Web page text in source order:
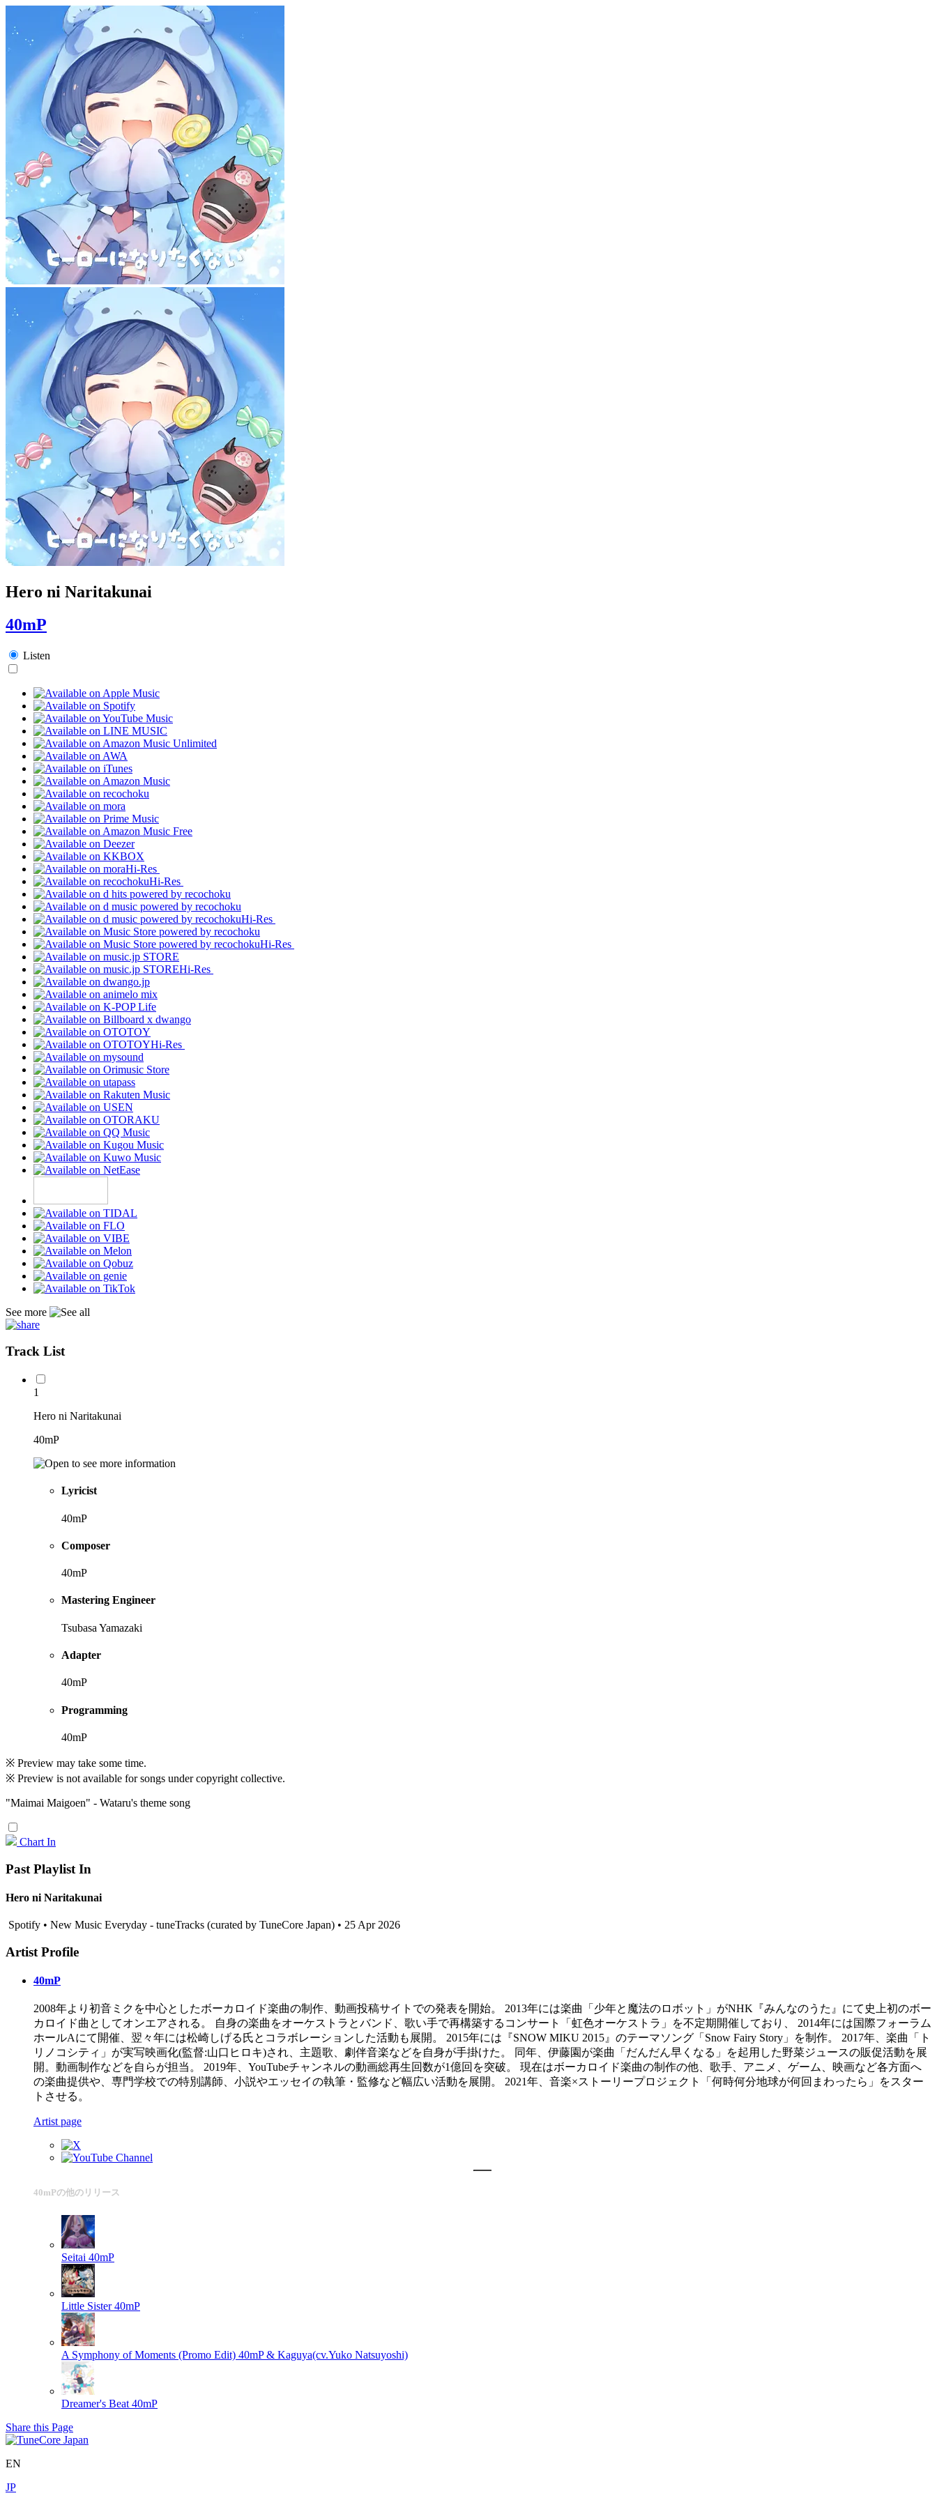
Hero ni Naritakunai
40mP
Listen
Hi-Res
Hi-Res
Hi-Res
Hi-Res
Hi-Res
Hi-Res
See more
Track List
1
Hero ni Naritakunai
40mP
Lyricist
40mP
Composer
40mP
Mastering Engineer
Tsubasa Yamazaki
Adapter
40mP
Programming
40mP
※ Preview may take some time.
※ Preview is not available for songs under copyright collective.
"Maimai Maigoen" - Wataru's theme song
Chart In
Past Playlist In
Hero ni Naritakunai
Spotify • New Music Everyday - tuneTracks (curated by TuneCore Japan) • 25 Apr 2026
Artist Profile
40mP
2008年より初音ミクを中心としたボーカロイド楽曲の制作、動画投稿サイトでの発表を開始。 2013年には楽曲「少年と魔法のロボット」がNHK『みんなのうた』にて史上初のボー
カロイド曲としてオンエアされる。 自身の楽曲をオーケストラとバンド、歌い手で再構築するコンサート「虹色オーケストラ」を不定期開催しており、 2014年には国際フォーラム
ホールAにて開催、翌々年には松崎しげる氏とコラボレーションした活動も展開。 2015年には『SNOW MIKU 2015』のテーマソング「Snow Fairy Story」を制作。 2017年、楽曲「ト
リノコシティ」が実写映画化(監督:山口ヒロキ)され、主題歌、劇伴音楽などを自身が手掛けた。 同年、伊藤園が楽曲「だんだん早くなる」を起用した野菜ジュースの販促活動を展
開。動画制作などを自らが担当。 2019年、YouTubeチャンネルの動画総再生回数が1億回を突破。 現在はボーカロイド楽曲の制作の他、歌手、アニメ、ゲーム、映画など各方面へ
の楽曲提供や、専門学校での特別講師、小説やエッセイの執筆・監修など幅広い活動を展開。 2021年、音楽×ストーリープロジェクト「何時何分地球が何回まわったら」をスター
トさせる。
Artist page
40mPの他のリリース
Seitai 40mP
Little Sister 40mP
A Symphony of Moments (Promo Edit) 40mP & Kaguya(cv.Yuko Natsuyoshi)
Dreamer's Beat 40mP
Share this Page
EN
JP